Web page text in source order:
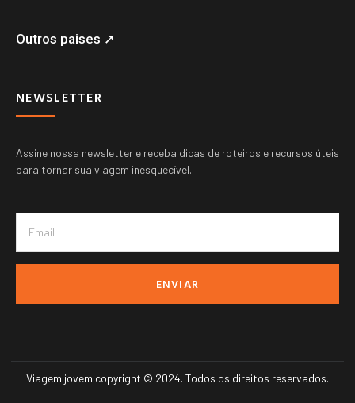
Outros paises ➚
NEWSLETTER
Assine nossa newsletter e receba dicas de roteiros e recursos úteis
para tornar sua viagem inesquecível.
ENVIAR
Viagem jovem copyright © 2024. Todos os direitos reservados.